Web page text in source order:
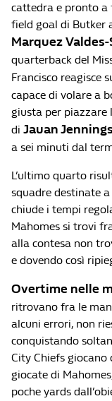
cattedra e pronto a
field goal di Butker
Marquez
quarterback del
Francisco reagisce
capace di volare a
giusta per piazzare
di Jauan Jennings
a sei minuti dal
L’ultimo quarto
squadre destinate
chiude i tempi
Mahomes si trovi
alla contesa non
e dovendo così
Overtime nelle
ritrovano fra le
alcuni errori, non
conquistando
City Chiefs giocano
giocate di
poche yards